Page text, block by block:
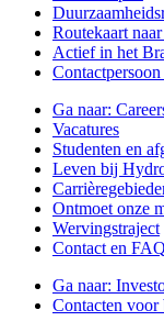
Routekaart
Actief in het
Ga naar:
Vacatures
Studenten en
Leven bij
Ontmoet onze
Wervingstraject
Contact en FAQ
Ga naar:
Contacten voor